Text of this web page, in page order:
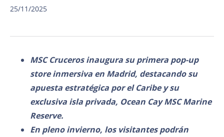
25/11/2025
MSC Cruceros inaugura su primera pop-up
store inmersiva en Madrid, destacando su
apuesta estratégica por el Caribe y su
exclusiva isla privada, Ocean Cay MSC Marine
Reserve.
En pleno invierno, los visitantes podrán